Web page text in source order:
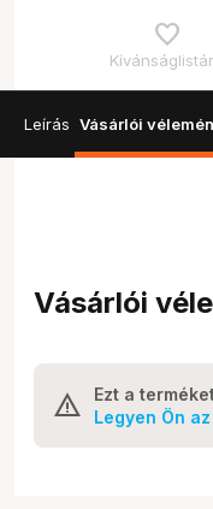
Leírás Vásárlói
Vásárlói
Ezt a
Legyen Ön